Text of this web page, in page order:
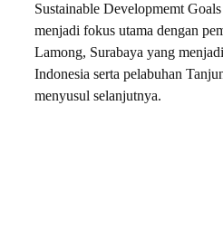
Sustainable Developmemt
menjadi fokus utama dengan
Lamong, Surabaya yang
Indonesia serta pelabuhan
menyusul selanjutnya.